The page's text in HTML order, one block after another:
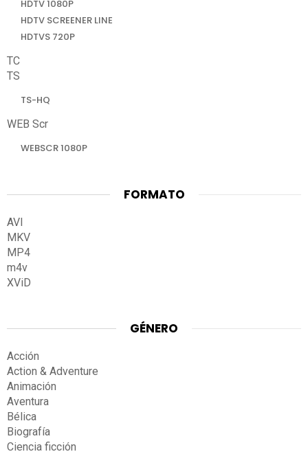
HDTV 1080P
HDTV SCREENER LINE
HDTVS 720P
TC
TS
TS-HQ
WEB Scr
WEBSCR 1080P
FORMATO
AVI
MKV
MP4
m4v
XViD
GÉNERO
Acción
Action & Adventure
Animación
Aventura
Bélica
Biografía
Ciencia ficción